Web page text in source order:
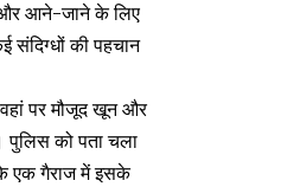
और आने-जाने के लिए
की पहचान
पर मौजूद खून और
पुलिस को पता चला
के एक गैराज में इसके